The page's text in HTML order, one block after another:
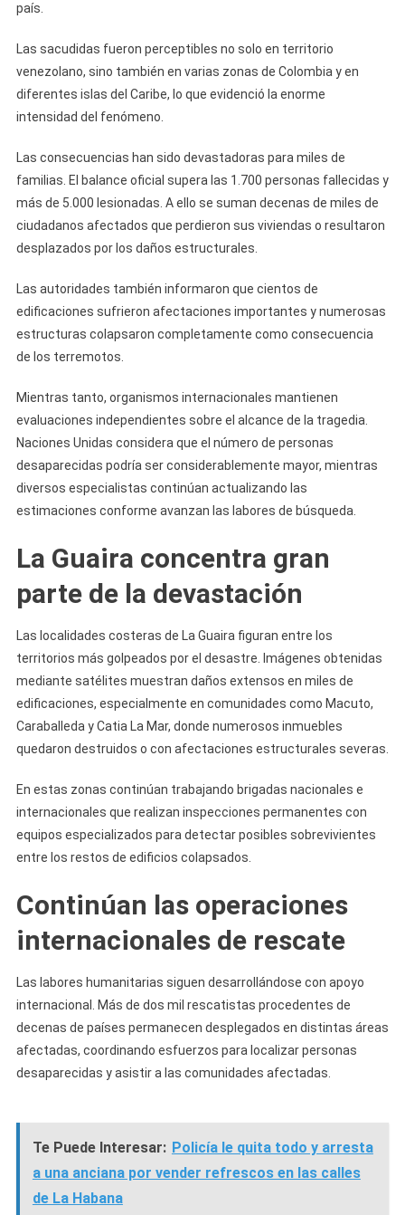
país.
Las sacudidas fueron perceptibles no solo en territorio
venezolano, sino también en varias zonas de Colombia y en
diferentes islas del Caribe, lo que evidenció la enorme
intensidad del fenómeno.
Las consecuencias han sido devastadoras para miles de
familias. El balance oficial supera las 1.700 personas fallecidas y
más de 5.000 lesionadas. A ello se suman decenas de miles de
ciudadanos afectados que perdieron sus viviendas o resultaron
desplazados por los daños estructurales.
Las autoridades también informaron que cientos de
edificaciones sufrieron afectaciones importantes y numerosas
estructuras colapsaron completamente como consecuencia
de los terremotos.
Mientras tanto, organismos internacionales mantienen
evaluaciones independientes sobre el alcance de la tragedia.
Naciones Unidas considera que el número de personas
desaparecidas podría ser considerablemente mayor, mientras
diversos especialistas continúan actualizando las
estimaciones conforme avanzan las labores de búsqueda.
La Guaira concentra gran
parte de la devastación
Las localidades costeras de La Guaira figuran entre los
territorios más golpeados por el desastre. Imágenes obtenidas
mediante satélites muestran daños extensos en miles de
edificaciones, especialmente en comunidades como Macuto,
Caraballeda y Catia La Mar, donde numerosos inmuebles
quedaron destruidos o con afectaciones estructurales severas.
En estas zonas continúan trabajando brigadas nacionales e
internacionales que realizan inspecciones permanentes con
equipos especializados para detectar posibles sobrevivientes
entre los restos de edificios colapsados.
Continúan las operaciones
internacionales de rescate
Las labores humanitarias siguen desarrollándose con apoyo
internacional. Más de dos mil rescatistas procedentes de
decenas de países permanecen desplegados en distintas áreas
afectadas, coordinando esfuerzos para localizar personas
desaparecidas y asistir a las comunidades afectadas.
Te Puede Interesar: Policía le quita todo y arresta
a una anciana por vender refrescos en las calles
de La Habana